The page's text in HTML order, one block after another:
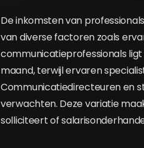
De inkomsten van
van diverse factoren zoals
communicatieprofessionals
maand, terwijl ervaren
Communicatiedirecteuren en
verwachten. Deze variatie
solliciteert of